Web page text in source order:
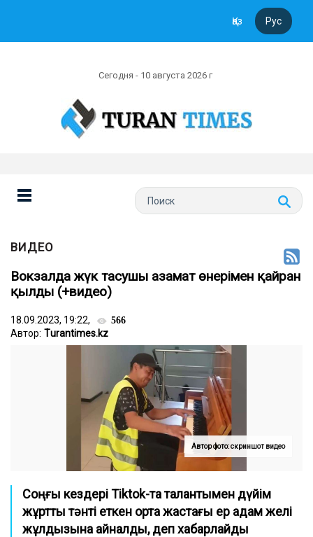
Қаз Рус
Сегодня - 10 августа 2026 г
ВИДЕО
Вокзалда жүк тасушы азамат өнерімен қайран
қылды (+видео)
18.09.2023, 19:22, 566
Автор: Тurantimes.kz
Автор фото: скриншот видео
Соңғы кездері Tiktok-та талантымен дүйім
жұртты тәнті еткен орта жастағы ер адам желі
жұлдызына айналды, деп хабарлайды